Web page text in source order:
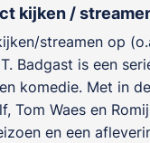
kijken /
streamen op
Badgast is een
komedie. Met in
, Tom Waes en
en een